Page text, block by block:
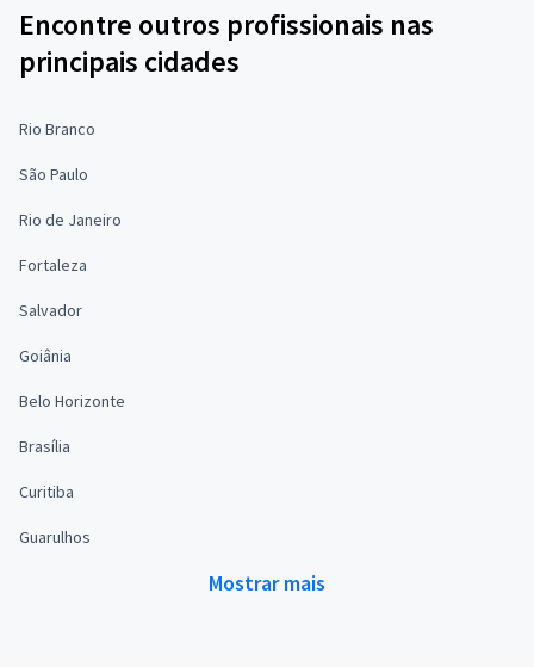
Encontre outros profissionais nas
principais cidades
Rio Branco
São Paulo
Rio de Janeiro
Fortaleza
Salvador
Goiânia
Belo Horizonte
Brasília
Curitiba
Guarulhos
Mostrar mais